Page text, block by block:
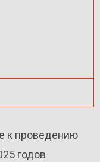
к проведению
годов